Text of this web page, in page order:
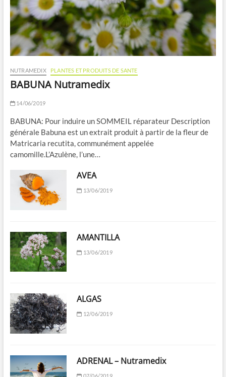
NUTRAMEDIX PLANTES ET PRODUITS DE SANTE
BABUNA Nutramedix
14/06/2019
BABUNA: Pour induire un SOMMEIL réparateur Description
générale Babuna est un extrait produit à partir de la fleur de
Matricaria recutita, communément appelée
camomille.L’Azulène, l’une…
AVEA
13/06/2019
AMANTILLA
13/06/2019
ALGAS
12/06/2019
ADRENAL – Nutramedix